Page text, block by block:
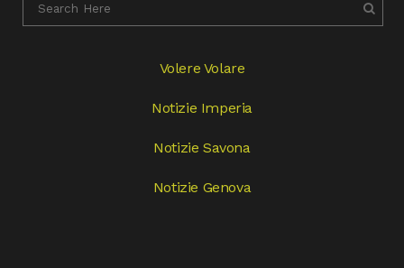
Volere Volare
Notizie Imperia
Notizie Savona
Notizie Genova